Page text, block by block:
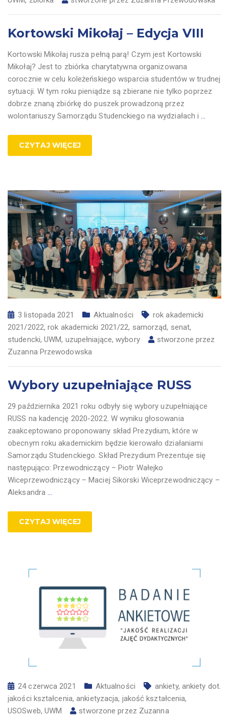
Kortowski Mikołaj – Edycja VIII
Kortowski Mikołaj rusza pełną parą! Czym jest Kortowski
Mikołaj? Jest to zbiórka charytatywna organizowana
corocznie w celu koleżeńskiego wsparcia studentów w trudnej
sytuacji. W tym roku pieniądze są zbierane nie tylko poprzez
dobrze znaną zbiórkę do puszek prowadzoną przez
wolontariuszy Samorządu Studenckiego na wydziałach i…
CZYTAJ WIĘCEJ
3 listopada 2021 Aktualności
rok akademicki
2021/2022,rok akademicki 2021/22, samorząd, senat,
studencki,UWM, uzupełniające,wybory
stworzone przez
Zuzanna Przewodowska
Wybory uzupełniające RUSS
29 października 2021 roku odbyły się wybory uzupełniające
RUSS na kadencję 2020-2022. W wyniku głosowania
zaakceptowano proponowany skład Prezydium, które w
obecnym roku akademickim będzie kierowało działaniami
Samorządu Studenckiego. Skład Prezydium Prezentuje się
następująco: Przewodniczący – Piotr Wałejko
Wiceprzewodniczący – Maciej Sikorski Wiceprzewodniczący –
Aleksandra…
CZYTAJ WIĘCEJ
24 czerwca 2021 Aktualności ankiety, ankiety dot.
jakości kształcenia,ankietyzacja, jakość kształcenia,
USOSweb, UWM stworzone przez Zuzanna